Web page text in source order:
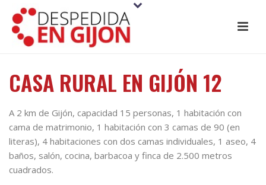
CASA RURAL EN GIJÓN 12
A 2 km de Gijón, capacidad 15 personas, 1 habitación con
cama de matrimonio, 1 habitación con 3 camas de 90 (en
literas), 4 habitaciones con dos camas individuales, 1 aseo, 4
baños, salón, cocina, barbacoa y finca de 2.500 metros
cuadrados.